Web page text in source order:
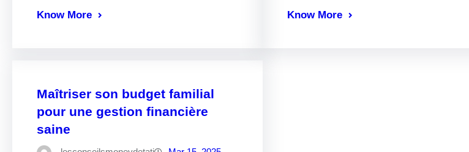
Know More Know More
Maîtriser son budget familial
pour une gestion financière
saine